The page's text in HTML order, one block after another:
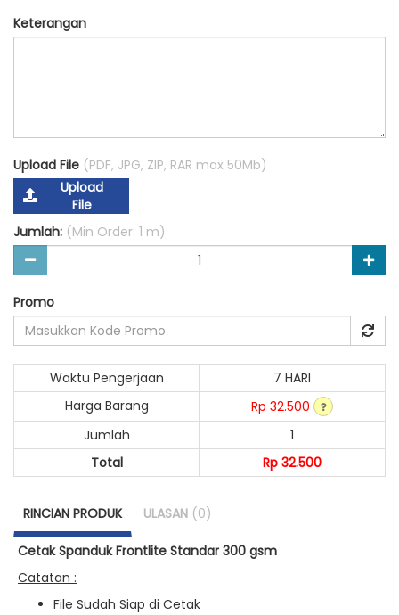
Keterangan
Upload File (PDF, JPG, ZIP, RAR max 50Mb)
Upload
File
Jumlah: (Min Order: 1 m)
Promo
Waktu Pengerjaan
7 HARI
Harga Barang
Rp 32.500
Jumlah
1
Total
Rp 32.500
RINCIAN PRODUK ULASAN (0)
Cetak Spanduk Frontlite Standar 300 gsm
Catatan :
File Sudah Siap di Cetak